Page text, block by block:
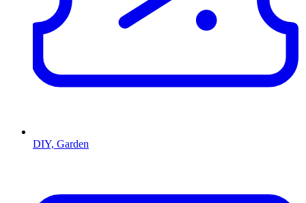
DIY, Garden